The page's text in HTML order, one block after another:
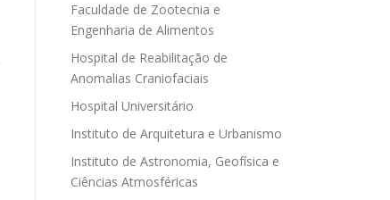
Faculdade de Zootecnia e
Engenharia de Alimentos
Hospital de Reabilitação de
Anomalias Craniofaciais
Hospital Universitário
Instituto de Arquitetura e Urbanismo
Instituto de Astronomia, Geofísica e
Ciências Atmosféricas